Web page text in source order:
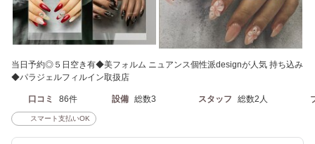
当日予約◎５日空き有◆美フォルム ニュアンス個性派designが人気 持ち込み
◆パラジェルフィルイン取扱店
口コミ 86件 設備 総数3 スタッフ 総数2人
スマート支払いOK